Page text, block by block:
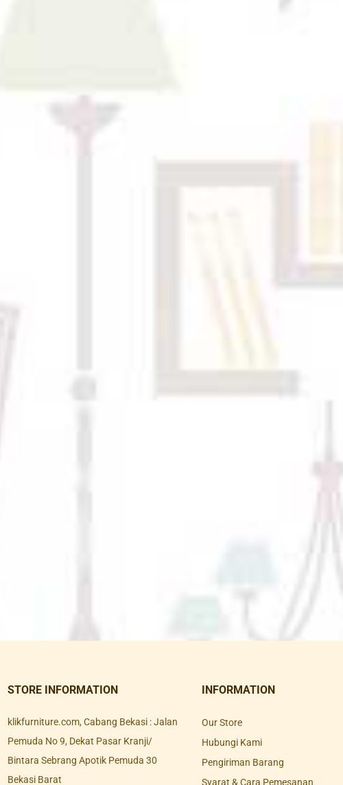
STORE INFORMATION
klikfurniture.com, Cabang Bekasi : Jalan
Pemuda No 9, Dekat Pasar Kranji/
Bintara Sebrang Apotik Pemuda 30
Bekasi Barat
INFORMATION
Our Store
Hubungi Kami
Pengiriman Barang
Syarat & Cara Pemesanan